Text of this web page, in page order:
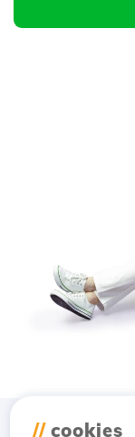
// cookies